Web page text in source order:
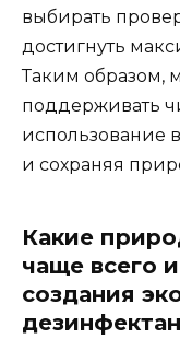
выбирать
достигнуть
Таким образом,
поддерживать
использование
и сохраняя
Какие
чаще всего
создания